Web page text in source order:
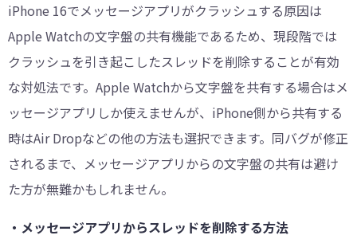
iPhone 16でメッセージアプリがクラッシュする原因は
Apple Watchの文字盤の共有機能であるため、現段階では
クラッシュを引き起こしたスレッドを削除することが有効
な対処法です。Apple Watchから文字盤を共有する場合はメ
ッセージアプリしか使えませんが、iPhone側から共有する
時はAir Dropなどの他の方法も選択できます。同バグが修正
されるまで、メッセージアプリからの文字盤の共有は避け
た方が無難かもしれません。
・メッセージアプリからスレッドを削除する方法